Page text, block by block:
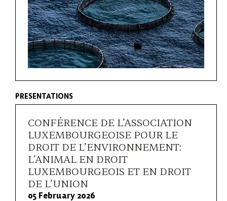
PRESENTATIONS
CONFÉRENCE DE L’ASSOCIATION
LUXEMBOURGEOISE POUR LE
DROIT DE L’ENVIRONNEMENT:
L’ANIMAL EN DROIT
LUXEMBOURGEOIS ET EN DROIT
DE L’UNION
05 February 2026